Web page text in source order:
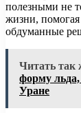
полезными не
жизни,
обдуманные
Читать так
форму
Уране